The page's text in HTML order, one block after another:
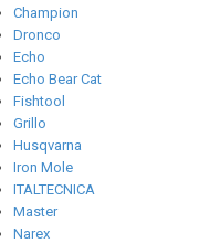
Champion
Dronco
Echo
Echo Bear Cat
Fishtool
Grillo
Husqvarna
Iron Mole
ITALTECNICA
Master
Narex